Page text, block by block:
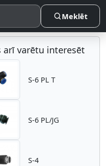
Meklēt
arī varētu interesēt
S-6 PL T
S-6 PL/JG
S-4